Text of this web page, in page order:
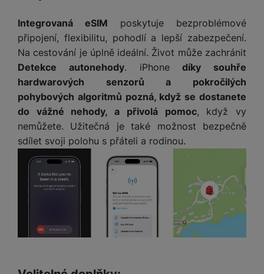
Integrovaná eSIM poskytuje bezproblémové
připojení, flexibilitu, pohodlí a lepší zabezpečení.
Na cestování je úplně ideální. Život může zachránit
Detekce autonehody. iPhonedíky souhře
hardwarových senzorů a pokročilých
pohybových algoritmů pozná, když se dostanete
do vážné nehody, a přivolá pomoc, když vy
nemůžete. Užitečná je také možnost bezpečně
sdílet svoji polohu s přáteli a rodinou.